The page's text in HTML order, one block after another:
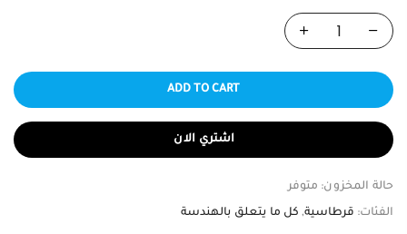
ADD TO CART
اشتري الان
حالة المخزون: متوفر
الفئات: قرطاسية, كل ما يتعلق بالهندسة